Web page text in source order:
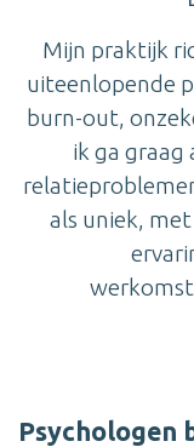
Mijn praktijk
uiteenlopende
burn-out,
ik ga graag
als uniek,
Psychologen